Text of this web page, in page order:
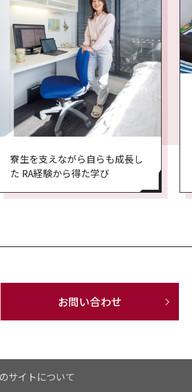
寮生を支えながら自らも成長し
た RA経験から得た学び
お問い合わせ
サイトについて